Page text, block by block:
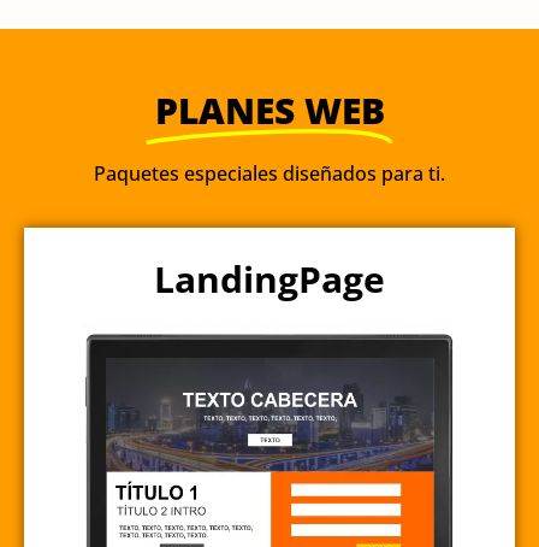
PLANES WEB
Paquetes especiales diseñados para ti.
LandingPage